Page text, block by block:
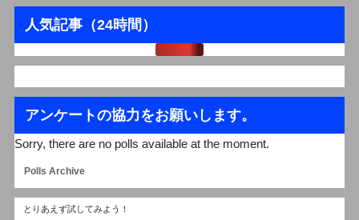
人気記事（24時間）
アンケートの協力をお願いします。
Sorry, there are no polls available at the moment.
Polls Archive
とりあえず試してみよう！